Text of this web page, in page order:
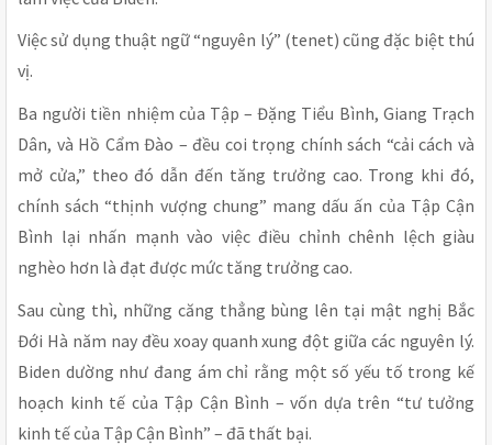
Việc sử dụng thuật ngữ “nguyên lý” (tenet) cũng đặc biệt thú
vị.
Ba người tiền nhiệm của Tập – Đặng Tiểu Bình, Giang Trạch
Dân, và Hồ Cẩm Đào – đều coi trọng chính sách “cải cách và
mở cửa,” theo đó dẫn đến tăng trưởng cao. Trong khi đó,
chính sách “thịnh vượng chung” mang dấu ấn của Tập Cận
Bình lại nhấn mạnh vào việc điều chỉnh chênh lệch giàu
nghèo hơn là đạt được mức tăng trưởng cao.
Sau cùng thì, những căng thẳng bùng lên tại mật nghị Bắc
Đới Hà năm nay đều xoay quanh xung đột giữa các nguyên lý.
Biden dường như đang ám chỉ rằng một số yếu tố trong kế
hoạch kinh tế của Tập Cận Bình – vốn dựa trên “tư tưởng
kinh tế của Tập Cận Bình” – đã thất bại.